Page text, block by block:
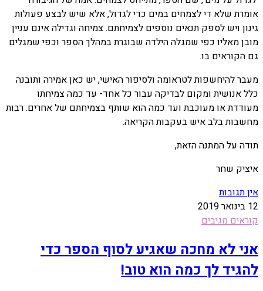
אומרת שלא די לצמחים במים כדי לגדול, אלא שיש לבצע פעולות
גינון ויש לספק תנאים נוספים לצמיחתם. צמיחה וגדילה אינם עניין
מובן מאליו כפי שמגלה הילדה שבוגרת במהלך הספר וכפי שמגלים
גם הקוראים בו.
מעבר להיחשפות לטראומה ולסיפור האישי, יש כאן אמירה ותובנה
כלל אנושית ומקום לבדיקה עבור כל אחד- עד כמה צמיחתו
מעודדת או מעוכבת ועד כמה הוא שותף בצמיחתם של אחרים. רבות
מחשבות בלב איש בעקבות הקריאה.
תודה על המתנה הזאת,
איציק שחר
אין תגובות
12 בינואר 2019
קוראים מגיבים
אני לא מחכה שאגיע לסוף הספר כדי
להגיד לך כמה הוא טוב!